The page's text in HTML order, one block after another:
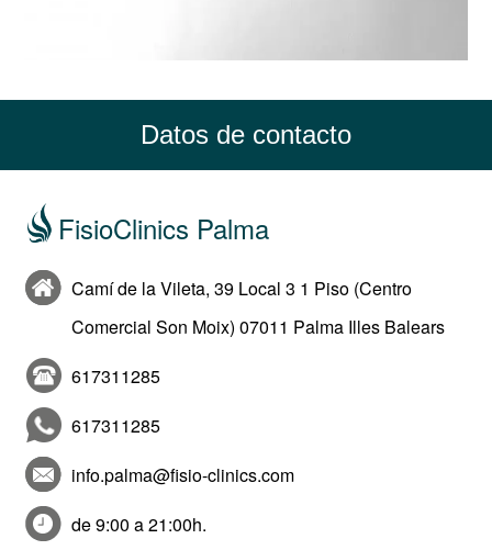
Datos de contacto
FisioClinics Palma
Camí de la Vileta, 39 Local 3 1 Piso (Centro
Comercial Son Moix) 07011 Palma Illes Balears
617311285
617311285
info.palma@fisio-clinics.com
de 9:00 a 21:00h.